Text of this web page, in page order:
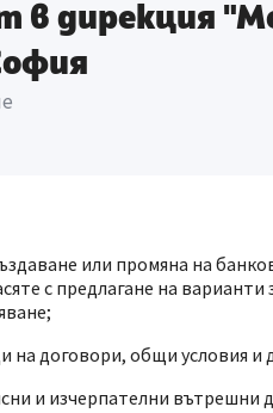
в дирекция
или промяна на
с предлагане на
на договори, общи условия и
и изчерпателни